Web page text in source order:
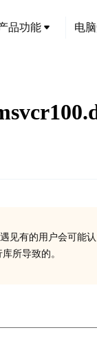
品功能 电
有的用户会可能
所导致的。